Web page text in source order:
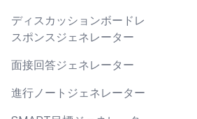
ディスカッションボードレ
スポンスジェネレーター
面接回答ジェネレーター
進行ノートジェネレーター